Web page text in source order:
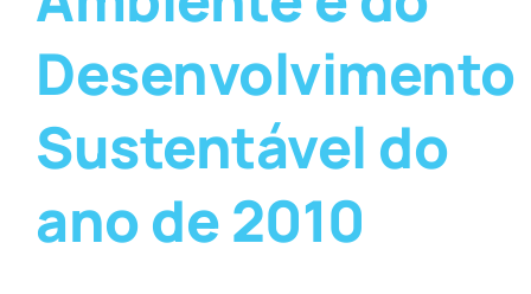
Desenvolvimento
Sustentável do
ano de 2010